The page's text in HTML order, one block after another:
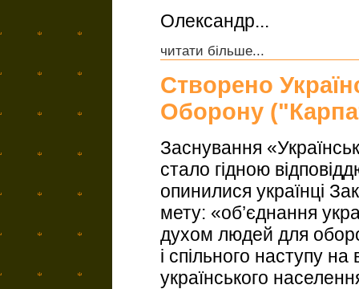
Олександр...
читати більше...
Створено
Оборону
Заснування
стало гідною
опинилися українці
мету: «об’єднання
духом людей для
і спільного наступу на
українського